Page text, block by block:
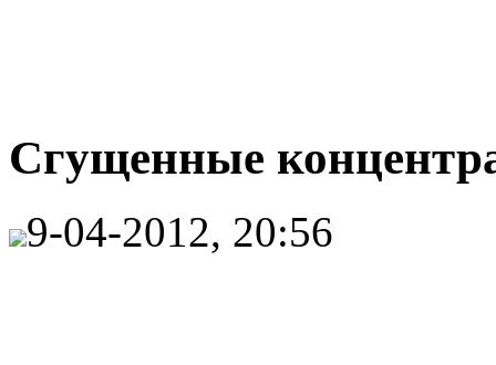
Сгущенные
9-04-2012, 20:56